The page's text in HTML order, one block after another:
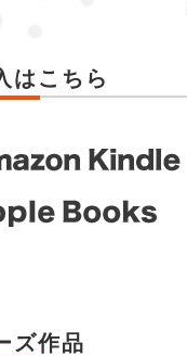
はこちら
ズ作品